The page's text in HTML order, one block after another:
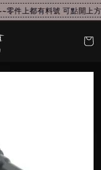
零件上都有料號 可點開上